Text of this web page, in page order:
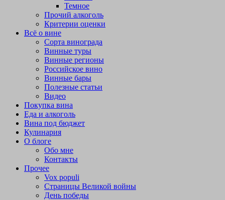
Темное
Прочий алкоголь
Критерии оценки
Всё о вине
Сорта винограда
Винные туры
Винные регионы
Российское вино
Винные бары
Полезные статьи
Видео
Покупка вина
Еда и алкоголь
Вина под бюджет
Кулинария
О блоге
Обо мне
Контакты
Прочее
Vox populi
Страницы Великой войны
День победы